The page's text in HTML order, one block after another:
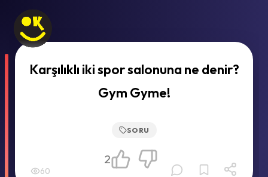
Karşılıklı iki spor salonuna ne denir?
Gym Gyme!
SORU
60
2